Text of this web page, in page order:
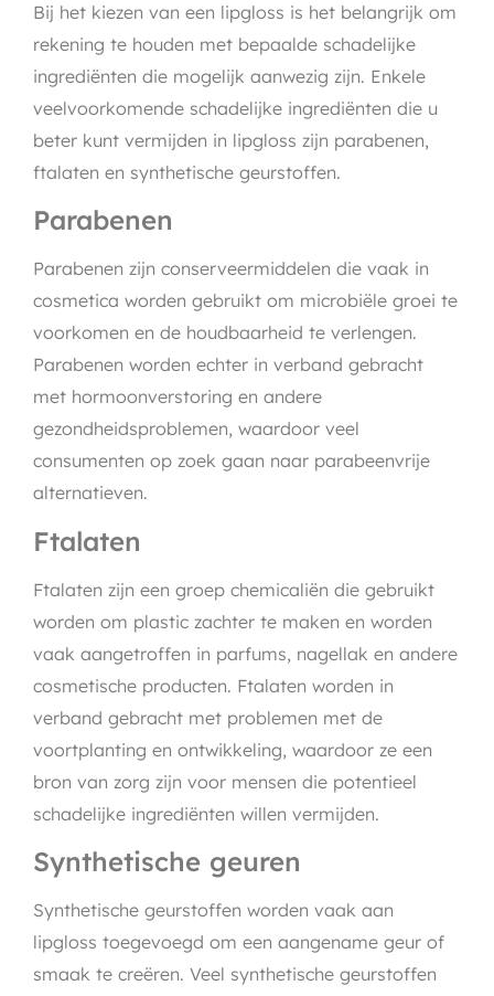
Bij het kiezen van een lipgloss is het belangrijk om
rekening te houden met bepaalde schadelijke
ingrediënten die mogelijk aanwezig zijn. Enkele
veelvoorkomende schadelijke ingrediënten die u
beter kunt vermijden in lipgloss zijn parabenen,
ftalaten en synthetische geurstoffen.
Parabenen
Parabenen zijn conserveermiddelen die vaak in
cosmetica worden gebruikt om microbiële groei te
voorkomen en de houdbaarheid te verlengen.
Parabenen worden echter in verband gebracht
met hormoonverstoring en andere
gezondheidsproblemen, waardoor veel
consumenten op zoek gaan naar parabeenvrije
alternatieven.
Ftalaten
Ftalaten zijn een groep chemicaliën die gebruikt
worden om plastic zachter te maken en worden
vaak aangetroffen in parfums, nagellak en andere
cosmetische producten. Ftalaten worden in
verband gebracht met problemen met de
voortplanting en ontwikkeling, waardoor ze een
bron van zorg zijn voor mensen die potentieel
schadelijke ingrediënten willen vermijden.
Synthetische geuren
Synthetische geurstoffen worden vaak aan
lipgloss toegevoegd om een aangename geur of
smaak te creëren. Veel synthetische geurstoffen